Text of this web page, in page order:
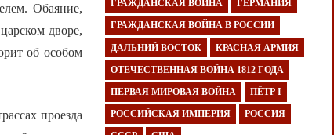
Обаяние,
дворе,
об особом
проезда
ГРАЖДАНСКАЯ ВОЙНА ГЕРМАНИЯ
ГРАЖДАНСКАЯ ВОЙНА В РОССИИ
ДАЛЬНИЙ ВОСТОК КРАСНАЯ АРМИЯ
ОТЕЧЕСТВЕННАЯ ВОЙНА 1812 ГОДА
ПЕРВАЯ МИРОВАЯ ВОЙНА ПЁТР I
РОССИЙСКАЯ ИМПЕРИЯ РОССИЯ